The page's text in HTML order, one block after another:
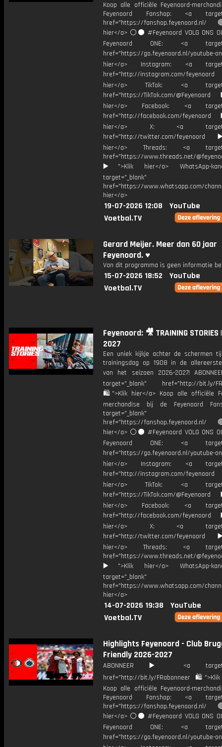
Koop alle officiële Feyenoord-
Feyenoord Fanshop: <a
href="https://
hier</a> ⚪️⚫ #Feyenoord VOLG ONS
Feyenoord ONE: <a
href="https://go.feyenoord.nl/youtube-
hier</a> Instagram: <a
href="http://instagram.com/
hier</a> TikTok: <a
href="https://TikTok.com/
hier</a> Facebook: <a
href="http://facebook.com/
hier</a> X: <a
href="http://twitter.com/
hier</a> Threads: <a
href="https://www.threads.net/
▶️">Klik hier</a> WhatsApp-
target="_blank"
href="https://www.whatsapp.com/
hier</a>
19-07-2026 12:08
YouTube
Voetbal.TV
Gerard Meijer. Meer dan 60 jaar
Feyenoord. ♥️
Van dit programma is geen informatie
15-07-2026 18:52
YouTube
Voetbal.TV
Feyenoord: 🎥 TRAINING
2027
Een uniek kijkje achter de schermen
trainingsdag op 1908 in de allereerste
van het seizoen 2026-2027!
target="_blank" href="http://bit.ly/
🛍">Klik hier</a> Koop alle officiële
merchandise bij de Feyenoord
target="_blank"
href="https://
hier</a> ⚪️⚫ #Feyenoord VOLG ONS
Feyenoord ONE: <a
href="https://go.feyenoord.nl/youtube-
hier</a> Instagram: <a
href="http://instagram.com/
hier</a> TikTok: <a
href="https://TikTok.com/
hier</a> Facebook: <a
href="http://facebook.com/
hier</a> X: <a
href="http://twitter.com/
hier</a> Threads: <a
href="https://www.threads.net/
▶️">Klik hier</a> WhatsApp-
target="_blank"
href="https://www.whatsapp.com/
hier</a>
14-07-2026 19:38
YouTube
Voetbal.TV
Highlights Feyenoord - Club
Friendly 2026-2027
ABONNEER ▶️ <a
href="http://bit.ly/FRabonneer
Koop alle officiële Feyenoord-
Feyenoord Fanshop: <a
href="https://
hier</a> ⚪️⚫ #Feyenoord VOLG ONS
Feyenoord ONE: <a
href="https://go.feyenoord.nl/youtube-